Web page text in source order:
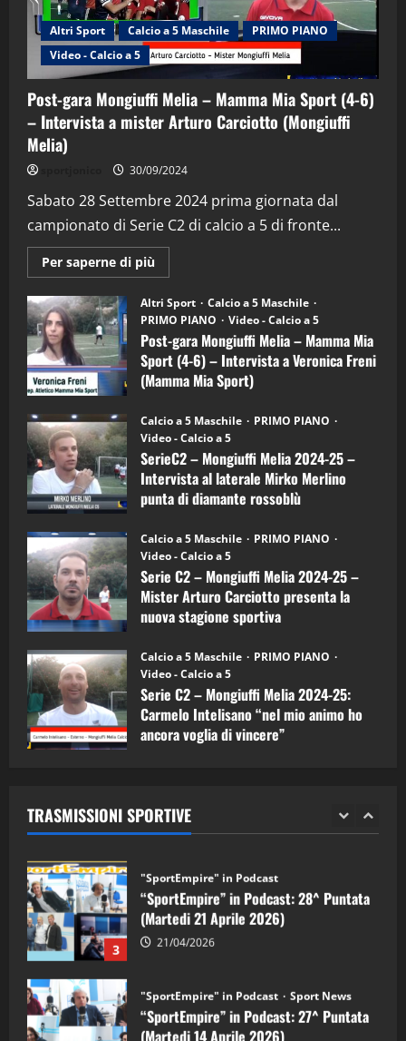
Altri Sport Calcio a 5 Maschile
PRIMO PIANO
Video - Calcio a 5
Post-gara Mongiuffi Melia – Mamma Mia Sport (4-6)
– Intervista a mister Arturo Carciotto (Mongiuffi
Melia)
30/09/2024
Sabato 28 Settembre 2024 prima giornata dal
campionato di Serie C2 di calcio a 5 di fronte...
Per saperne di più
informazioni
Post-
gara
Mongiuffi
Melia
–
Mamma
Mia
Sport
6)
–
Intervista
a
mister
Arturo
Carciotto
(Mongiuffi
Altri Sport
Calcio a 5 Maschile
PRIMO PIANO
Video - Calcio a 5
Post-gara Mongiuffi Melia – Mamma Mia
Sport (4-6) – Intervista a Veronica Freni
(Mamma Mia Sport)
Calcio a 5 Maschile
PRIMO PIANO
Video - Calcio a 5
SerieC2 – Mongiuffi Melia 2024-25 –
Intervista al laterale Mirko Merlino
punta di diamante rossoblù
Calcio a 5 Maschile
PRIMO PIANO
Video - Calcio a 5
Serie C2 – Mongiuffi Melia 2024-25 –
Mister Arturo Carciotto presenta la
nuova stagione sportiva
Calcio a 5 Maschile
PRIMO PIANO
Video - Calcio a 5
Serie C2 – Mongiuffi Melia 2024-25:
Carmelo Intelisano “nel mio animo ho
ancora voglia di vincere”
TRASMISSIONI SPORTIVE
2
“SportEmpire” in Podcast: 29^ Puntata
(Martedi 28 Aprile 2026)
28/04/2026
3
"SportEmpire" in Podcast
“SportEmpire” in Podcast: 28^ Puntata
(Martedi 21 Aprile 2026)
21/04/2026
4
“SportEmpire” in Podcast: 27^ Puntata
(Martedi 14 Aprile 2026)
15/04/2026
5
“SportEmpire” in Podcast: 26^ Puntata
(Martedi 07 Aprile 2026)
08/04/2026
1
“SportEmpire” in Podcast: 30^ Puntata
(Martedi 05 Maggio 2026)
08/05/2026
2 28/04/2026
3
“SportEmpire” in Podcast: 28^ Puntata
(Martedi 21 Aprile 2026)
“SportEmpire” in Podcast: 27^ Puntata
(Martedi 14 Aprile 2026)